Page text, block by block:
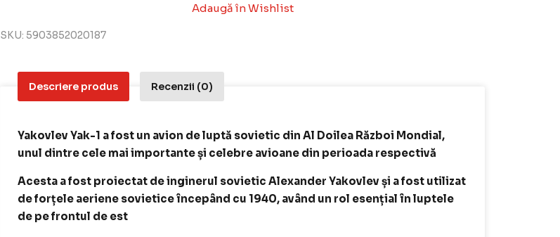
1
1:72
Adaugă în Wishlist
SKU: 5903852020187
Descriere produs Recenzii (0)
Yakovlev Yak-1 a fost un avion de luptă sovietic din Al Doilea Război Mondial,
unul dintre cele mai importante și celebre avioane din perioada respectivă
Acesta a fost proiectat de inginerul sovietic Alexander Yakovlev și a fost utilizat
de forțele aeriene sovietice începând cu 1940, având un rol esențial în luptele
de pe frontul de est